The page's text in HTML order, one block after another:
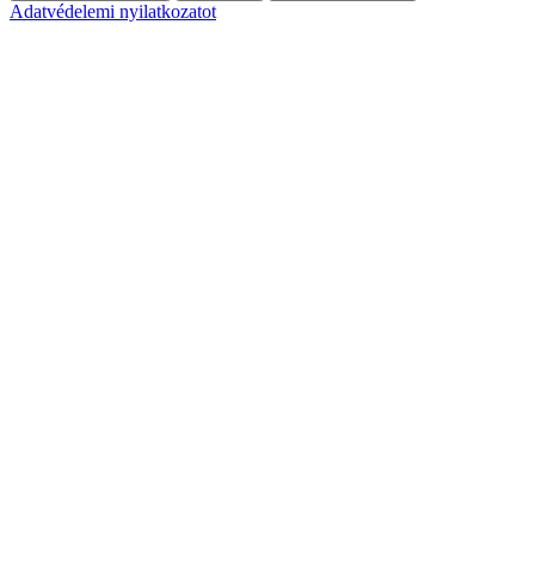
Adatvédelemi nyilatkozatot